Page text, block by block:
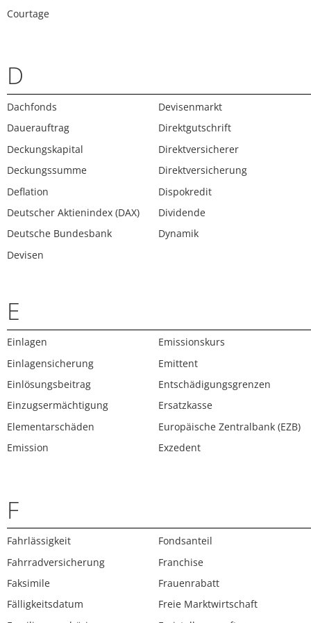
Courtage
D
Dachfonds
Dauerauftrag
Deckungskapital
Deckungssumme
Deflation
Deutscher Aktienindex (DAX)
Deutsche Bundesbank
Devisen
Devisenmarkt
Direktgutschrift
Direktversicherer
Direktversicherung
Dispokredit
Dividende
Dynamik
E
Einlagen
Einlagensicherung
Einlösungsbeitrag
Einzugsermächtigung
Elementarschäden
Emission
Emissionskurs
Emittent
Entschädigungsgrenzen
Ersatzkasse
Europäische Zentralbank (EZB)
Exzedent
F
Fahrlässigkeit
Fahrradversicherung
Faksimile
Fälligkeitsdatum
Fondsanteil
Franchise
Frauenrabatt
Freie Marktwirtschaft